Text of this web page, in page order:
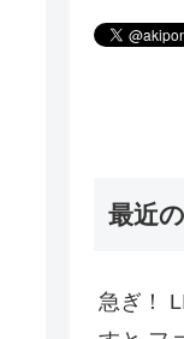
最近
急ぎ！